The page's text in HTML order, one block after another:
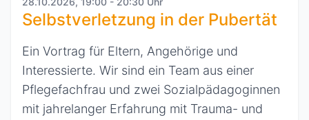
Selbstverletzung in der Pubertät
Ein Vortrag für Eltern, Angehörige und
Interessierte. Wir sind ein Team aus einer
Pflegefachfrau und zwei Sozialpädagoginnen
mit jahrelanger Erfahrung mit Trauma- und